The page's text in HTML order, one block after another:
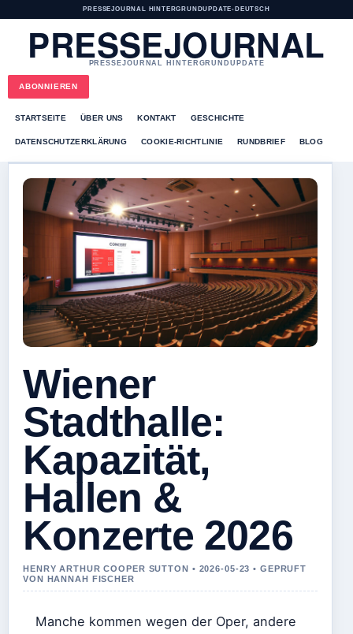
PRESSEJOURNAL HINTERGRUNDUPDATE• DEUTSCH
PRESSEJOURNAL
PRESSEJOURNAL HINTERGRUNDUPDATE
ABONNIEREN
STARTSEITE ÜBER UNS KONTAKT GESCHICHTE
DATENSCHUTZERKLÄRUNG COOKIE-RICHTLINIE RUNDBRIEF BLOG
Wiener
Stadthalle:
Kapazität,
Hallen &
Konzerte 2026
HENRY ARTHUR COOPER SUTTON • 2026-05-23 • GEPRUFT
VON HANNAH FISCHER
Manche kommen wegen der Oper, andere